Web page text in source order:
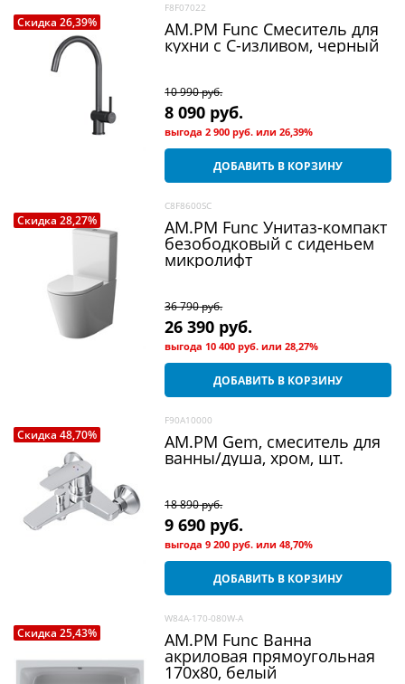
Скидка 26,39%
F8F07022
AM.PM Func Смеситель для
кухни с С-изливом, черный
10 990 руб.
8 090 руб.
выгода2 900 руб. или26,39%
ДОБАВИТЬ В КОРЗИНУ
Скидка 28,27%
C8F8600SC
AM.PM Func Унитаз-компакт
безободковый с сиденьем
микролифт
36 790 руб.
26 390 руб.
выгода 10 400 руб. или28,27%
ДОБАВИТЬ В КОРЗИНУ
Скидка 48,70%
F90A10000
AM.PM Gem, смеситель для
ванны/душа, хром, шт.
18 890 руб.
9 690 руб.
выгода9 200 руб. или48,70%
ДОБАВИТЬ В КОРЗИНУ
Скидка 25,43%
W84A-170-080W-A
AM.PM Func Ванна
акриловая прямоугольная
170х80, белый